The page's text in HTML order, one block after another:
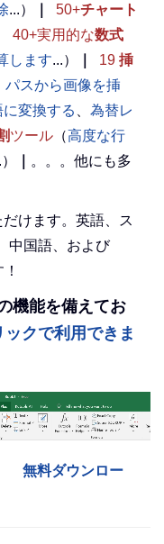
...） 50+チャート
40+実用的な数式
します...） 19 挿
パスから画像を挿
に変換する
為替レ
ツール （高度な行
。。。他にも多
けます。英語、ス
中国語、および
機能を備えてお
クで利用できま
無料ダウンロー